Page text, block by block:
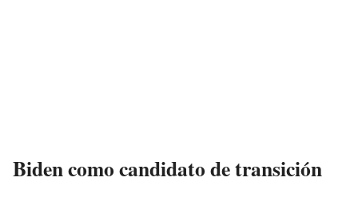
Biden como candidato de transición